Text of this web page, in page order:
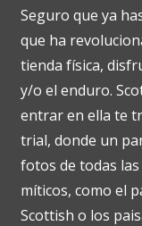
Seguro que ya
que ha
tienda física,
y/o el enduro.
entrar en ella te
trial, donde un
fotos de todas
míticos, como el
Scottish o los